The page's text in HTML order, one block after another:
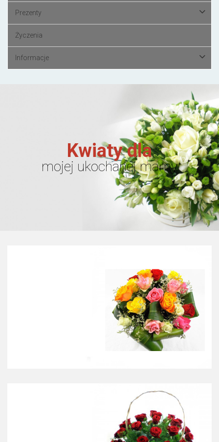
Prezenty
Życzenia
Informacje
Kwiaty dla
mojej ukochanej mamy